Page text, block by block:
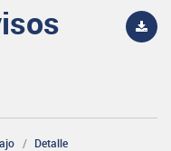
Detalle